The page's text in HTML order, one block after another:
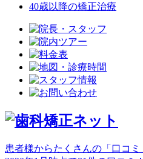
40歳以降の矯正治療
患者様からたくさんの「 口コミ